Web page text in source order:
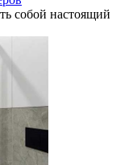
собой настоящий